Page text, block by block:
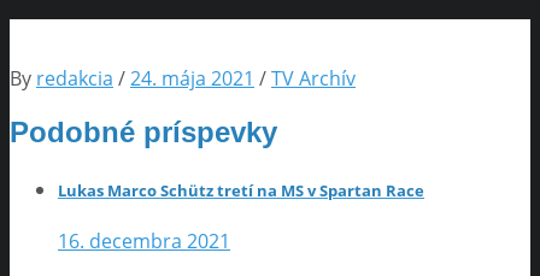
By redakcia /24. mája 2021 /TV Archív
Podobné príspevky
Lukas Marco Schütz tretí na MS v Spartan Race
16. decembra 2021